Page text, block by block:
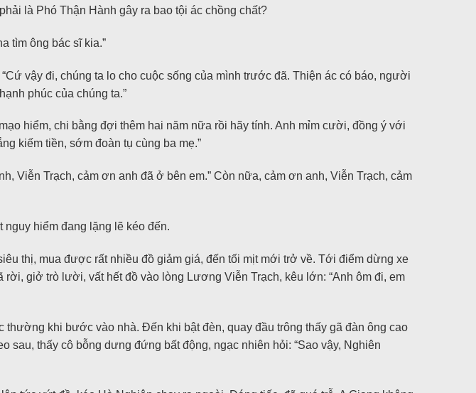
là Phó Thận Hành gây ra bao tội ác chồng chất?
tìm ông bác sĩ kia.”
vậy đi, chúng ta lo cho cuộc sống của mình trước đã. Thiện ác có báo, người
phúc của chúng ta.”
hiểm, chi bằng đợi thêm hai năm nữa rồi hãy tính. Anh mỉm cười, đồng ý với
kiếm tiền, sớm đoàn tụ cùng ba mẹ.”
Viễn Trạch, cảm ơn anh đã ở bên em.” Còn nữa, cảm ơn anh, Viễn Trạch, cảm
nguy hiểm đang lặng lẽ kéo đến.
thị, mua được rất nhiều đồ giảm giá, đến tối mịt mới trở về. Tới điểm dừng xe
giở trò lười, vất hết đồ vào lòng Lương Viễn Trạch, kêu lớn: “Anh ôm đi, em
khi bước vào nhà. Đến khi bật đèn, quay đầu trông thấy gã đàn ông cao
sau, thấy cô bỗng dưng đứng bất động, ngạc nhiên hỏi: “Sao vậy, Nghiên